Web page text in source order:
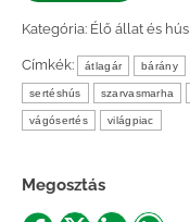
Kategória: Élő állat és hús
Címkék: átlagár bárány
sertéshús szarvasmarha
vágósertés világpiac
Megosztás